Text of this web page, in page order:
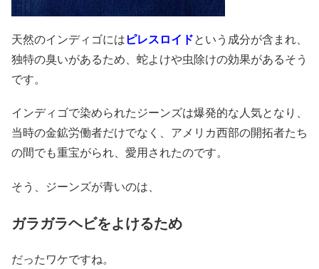
天然のインディゴには ピレスロイドという成分が含まれ、
独特の臭いがあるため、蛇よけや虫除けの効果があるそう
です。
インディゴで染められたジーンズは爆発的な人気となり、
当時の金鉱労働者だけでなく、アメリカ西部の開拓者たち
の間でも重宝がられ、愛用されたのです。
そう、ジーンズが青いのは、
ガラガラヘビをよけるため
だったワケですね。